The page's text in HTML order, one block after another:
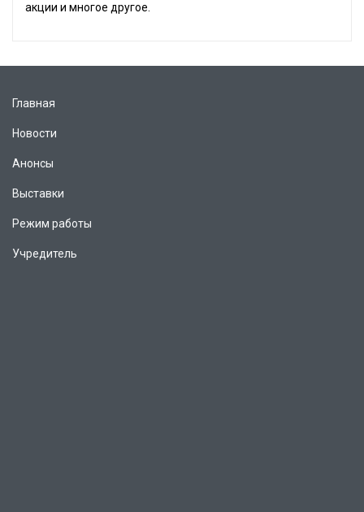
акции и многое другое.
Главная
Новости
Анонсы
Выставки
Режим работы
Учредитель